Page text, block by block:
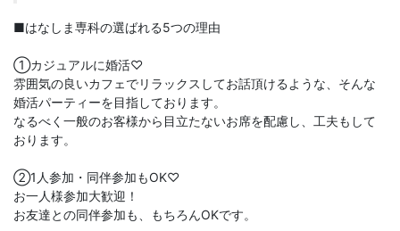
■はなしま専科の選ばれる5つの理由
①カジュアルに婚活♡
雰囲気の良いカフェでリラックスしてお話頂けるような、そんな
婚活パーティーを目指しております。
なるべく一般のお客様から目立たないお席を配慮し、工夫もして
おります。
②1人参加・同伴参加もOK♡
お一人様参加大歓迎！
お友達との同伴参加も、もちろんOKです。